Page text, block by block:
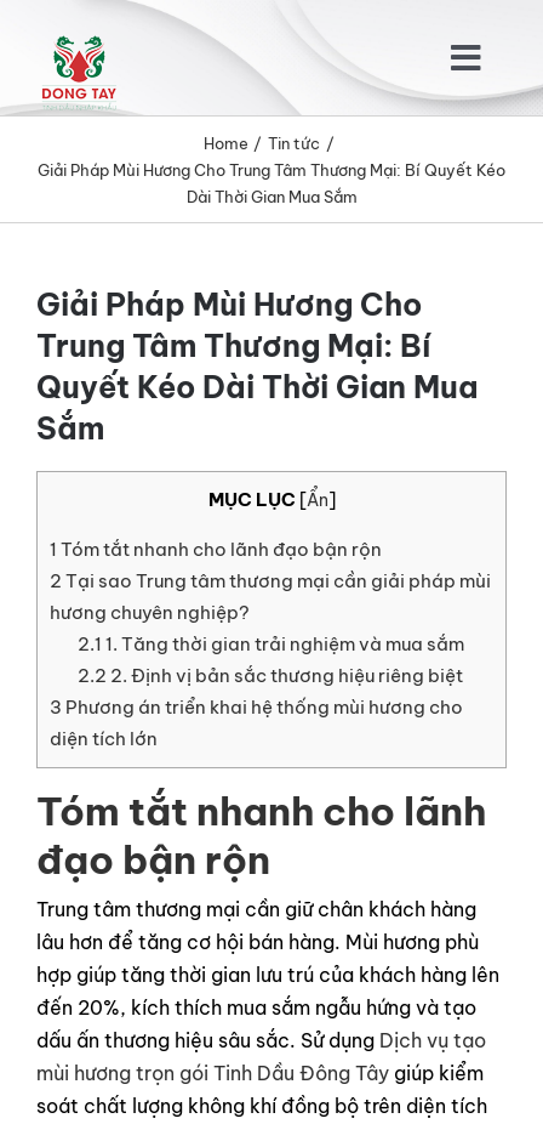
content
SẢN PHẨM
KHÁCH HÀNG
TIN TỨC
LIÊN HỆ
GỌI NGAY
Home
Tin tức
Giải Pháp Mùi Hương Cho Trung Tâm Thương Mại: Bí Quyết Kéo
Dài Thời Gian Mua Sắm
Giải Pháp Mùi Hương Cho
Trung Tâm Thương Mại: Bí
Quyết Kéo Dài Thời Gian Mua
Sắm
MỤC LỤC [Ẩn]
1 Tóm tắt nhanh cho lãnh đạo bận rộn
2 Tại sao Trung tâm thương mại cần giải pháp mùi
hương chuyên nghiệp?
2.1 1. Tăng thời gian trải nghiệm và mua sắm
2.2 2. Định vị bản sắc thương hiệu riêng biệt
3 Phương án triển khai hệ thống mùi hương cho
diện tích lớn
Tóm tắt nhanh cho lãnh
đạo bận rộn
Trung tâm thương mại cần giữ chân khách hàng
lâu hơn để tăng cơ hội bán hàng. Mùi hương phù
hợp giúp tăng thời gian lưu trú của khách hàng lên
đến 20%, kích thích mua sắm ngẫu hứng và tạo
dấu ấn thương hiệu sâu sắc. Sử dụng Dịch vụ tạo
mùi hương trọn gói Tinh Dầu Đông Tây giúp kiểm
soát chất lượng không khí đồng bộ trên diện tích